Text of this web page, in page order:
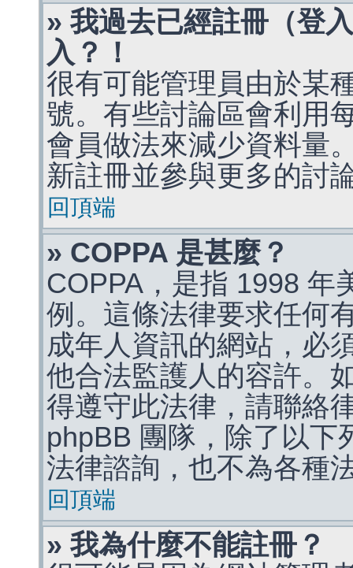
» 我過去已經註冊（登
入？！
很有可能管理員由於某
號。有些討論區會利用
會員做法來減少資料量
新註冊並參與更多的討
回頂端
» COPPA 是甚麼？
COPPA，是指 1998 年
例。這條法律要求任何
成年人資訊的網站，必
他合法監護人的容許。
得遵守此法律，請聯絡
phpBB 團隊，除了以下
法律諮詢，也不為各種
回頂端
» 我為什麼不能註冊？